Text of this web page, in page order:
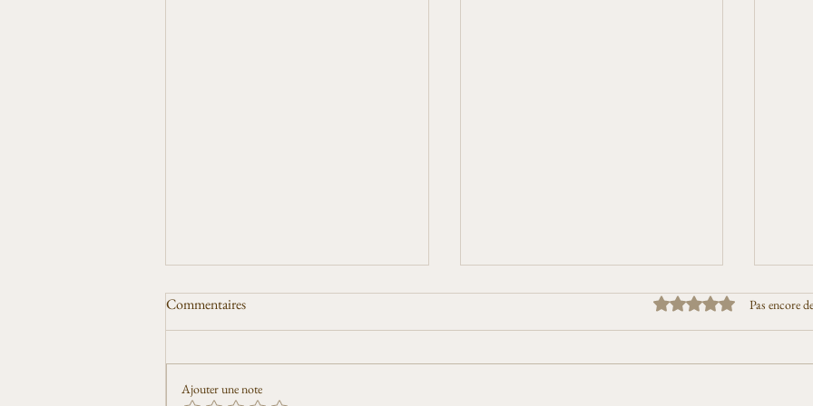
Commentaires Noté 0 étoile sur 5.Pas encore
Ajouter une note